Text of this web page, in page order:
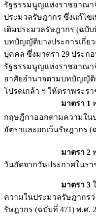
รัฐธรรมนูญแห่งราชอาณา
ประมวลรัษฎากร ซึ่งแก้ไข
เติมประมวลรัษฎากร (ฉบั
บทบัญญัติบางประการเกี่ย
บุคคล ซึ่งมาตรา 29 ประก
รัฐธรรมนูญแห่งราชอาณา
อาศัยอำนาจตามบทบัญญั
โปรดเกล้า ฯ ให้ตราพระ
มาตรา 1
กฤษฎีกาออกตามความใน
อัตราและยกเว้นรัษฎากร (ฉ
มาตรา 2
วันถัดจากวันประกาศในรา
มาตรา 3
ความในประมวลรัษฎากร
รัษฎากร (ฉบับที่ 471) พ.ศ.